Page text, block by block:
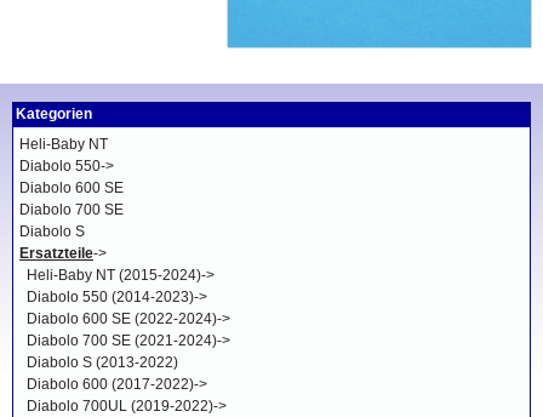
Kategorien
Heli-Baby NT
Diabolo 550->
Diabolo 600 SE
Diabolo 700 SE
Diabolo S
Ersatzteile->
Heli-Baby NT (2015-2024)->
Diabolo 550 (2014-2023)->
Diabolo 600 SE (2022-2024)->
Diabolo 700 SE (2021-2024)->
Diabolo S (2013-2022)
Diabolo 600 (2017-2022)->
Diabolo 700UL (2019-2022)->